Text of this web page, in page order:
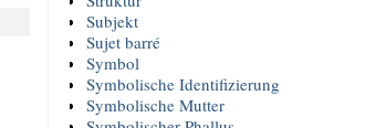
Subjekt
Sujet barré
Symbol
Symbolische Identifizierung
Symbolische Mutter